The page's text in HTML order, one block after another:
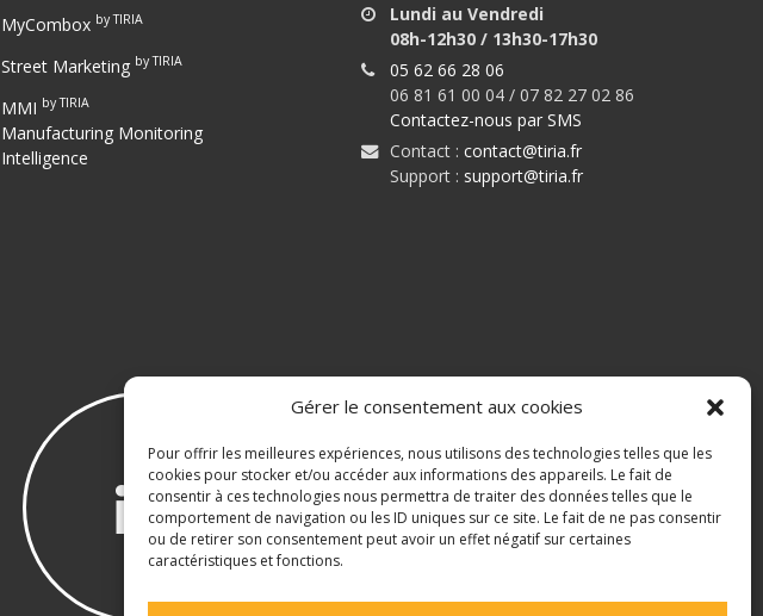
Gérer le consentement aux cookies
Pour offrir les meilleures expériences, nous utilisons des technologies telles que les
cookies pour stocker et/ou accéder aux informations des appareils. Le fait de
consentir à ces technologies nous permettra de traiter des données telles que le
comportement de navigation ou les ID uniques sur ce site. Le fait de ne pas consentir
ou de retirer son consentement peut avoir un effet négatif sur certaines
caractéristiques et fonctions.
MyCombox by TIRIA
Street Marketing by TIRIA
MMI by TIRIA
Manufacturing Monitoring
Intelligence
Lundi au Vendredi
08h-12h30 / 13h30-17h30
05 62 66 28 06
06 81 61 00 04 / 07 82 27 02 86
Contactez-nous par SMS
Contact : contact@tiria.fr
Support : support@tiria.fr